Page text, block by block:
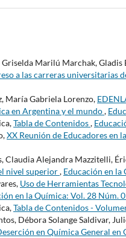
Marilú Marchak,
a las carreras universitarias
María Gabriela Lorenzo,
en Argentina y el mundo,
Tabla de Contenidos,
XX Reunión de Educadores en
Claudia Alejandra Mazzitelli,
nivel superior, Educación en la
Uso de Herramientas
en la Química: Vol. 28 Núm.
Tabla de Contenidos -
Débora Solange Saldivar,
en Química General en